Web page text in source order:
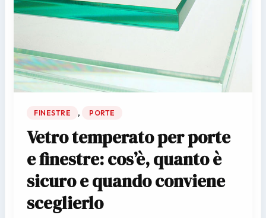
FINESTRE , PORTE
Vetro temperato per porte
e finestre: cos’è, quanto è
sicuro e quando conviene
sceglierlo